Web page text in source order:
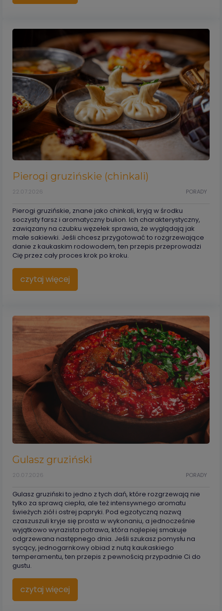
Pierogi gruzińskie (chinkali)
PORADY
22.07.2026
Pierogi gruzińskie, znane jako chinkali, kryją w środku
soczysty farsz i aromatyczny bulion. Ich charakterystyczny,
zawiązany na czubku węzełek sprawia, że wyglądają jak
małe sakiewki. Jeśli chcesz przygotować to rozgrzewające
danie z kaukaskim rodowodem, ten przepis przeprowadzi
Cię przez cały proces krok po kroku.
czytaj więcej
Gulasz gruziński
PORADY
20.07.2026
Gulasz gruziński to jedno z tych dań, które rozgrzewają nie
tylko za sprawą ciepła, ale też intensywnego aromatu
świeżych ziół i ostrej papryki. Pod egzotyczną nazwą
czaszuszuli kryje się prosta w wykonaniu, a jednocześnie
wyjątkowo wyrazista potrawa, która najlepiej smakuje
odgrzewana następnego dnia. Jeśli szukasz pomysłu na
sycący, jednogarnkowy obiad z nutą kaukaskiego
temperamentu, ten przepis z pewnością przypadnie Ci do
gustu.
czytaj więcej